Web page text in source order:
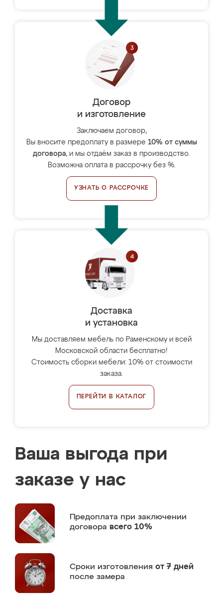
Договор
и изготовление
Заключаем договор,
Вы вносите предоплату в размере 10% от суммы
договора, и мы отдаём заказ в производство.
Возможна оплата в рассрочку без %.
УЗНАТЬ О РАССРОЧКЕ
Доставка
и установка
Мы доставляем мебель по Раменскому и всей
Московской области бесплатно!
Стоимость сборки мебели: 10% от стоимости
заказа.
ПЕРЕЙТИ В КАТАЛОГ
Ваша выгода при
заказе у нас
Предоплата при заключении
договора всего 10%
Сроки изготовления от 7 дней
после замера